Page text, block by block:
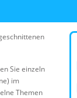
Sie einzeln
im
Themen